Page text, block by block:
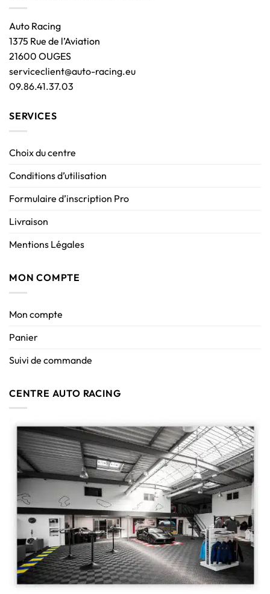
Auto Racing
1375 Rue de l’Aviation
21600 OUGES
serviceclient@auto-racing.eu
09.86.41.37.03
SERVICES
Choix du centre
Conditions d’utilisation
Formulaire d’inscription Pro
Livraison
Mentions Légales
MON COMPTE
Mon compte
Panier
Suivi de commande
CENTRE AUTO RACING